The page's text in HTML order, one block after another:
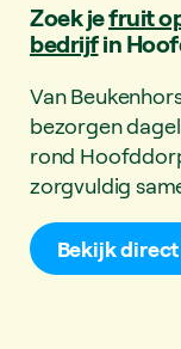
Zoek jefruit
bedrijfin
Van
bezorgen
rond
zorgvuldig
Bekijk